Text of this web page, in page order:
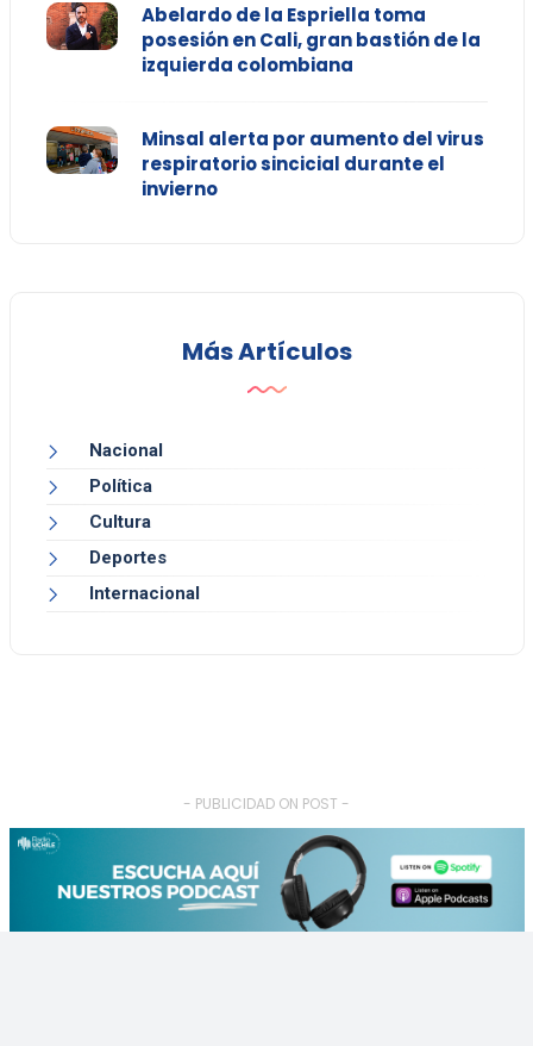
Abelardo de la Espriella toma
posesión en Cali, gran bastión de la
izquierda colombiana
Minsal alerta por aumento del virus
respiratorio sincicial durante el
invierno
Más Artículos
Nacional
Política
Cultura
Deportes
Internacional
- PUBLICIDAD ON POST -